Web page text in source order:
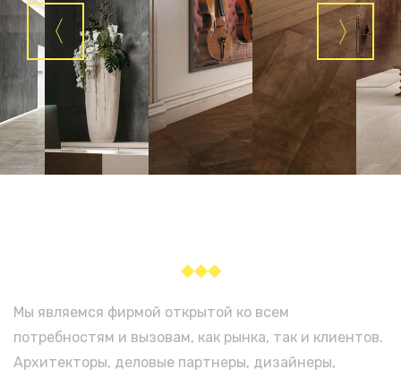
◆◆◆
Мы являемся фирмой открытой ко всем
потребностям и вызовам, как рынка, так и клиентов.
Архитекторы, деловые партнеры, дизайнеры,